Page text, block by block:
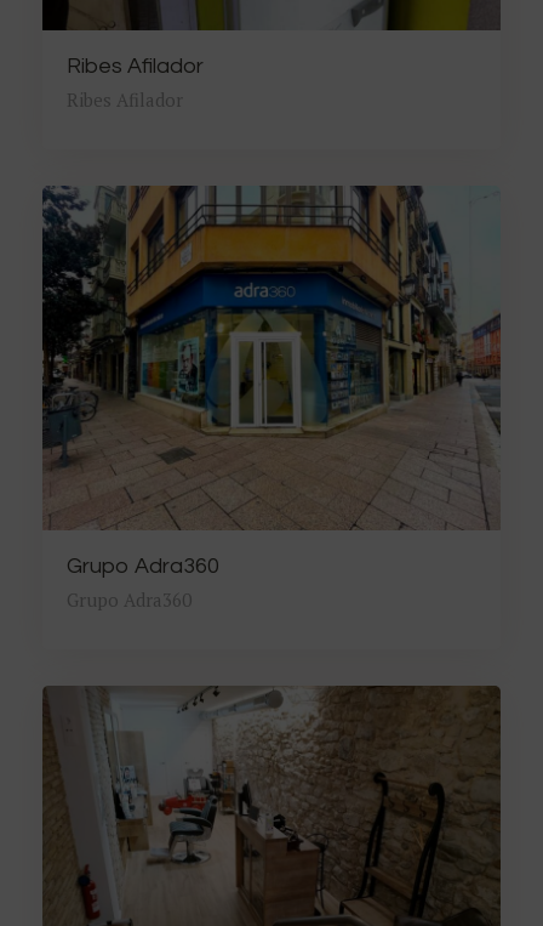
Ribes Afilador
Ribes Afilador
Grupo Adra360
Grupo Adra360